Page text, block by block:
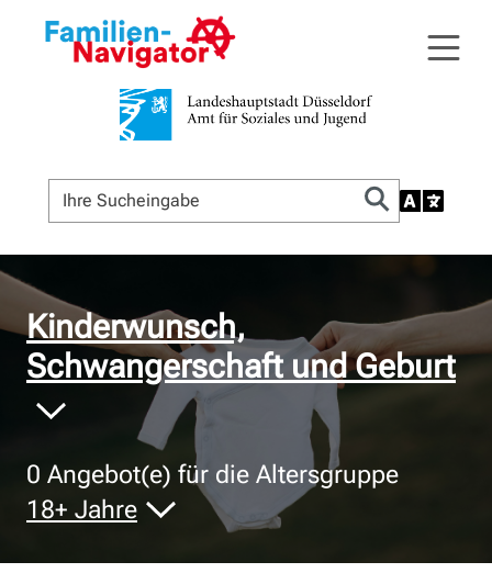
© Bildnachweis
Kinderwunsch,
Schwangerschaft und Geburt
0 Angebot(e) für die Altersgruppe
18+ Jahre